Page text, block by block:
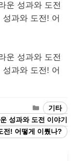
운 성과와 도전
과와 도전! 어
운 성과와 도전
과와 도전! 어
Categories
기타
성과와 도전 이야기
전! 어떻게 이뤘나?